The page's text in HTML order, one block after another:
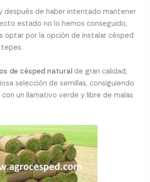
después de haber intentado mantener
estado no lo hemos conseguido,
optar por la opción de instalar césped
de césped natural de gran calidad,
selección de semillas, consiguiendo
un llamativo verde y libre de malas